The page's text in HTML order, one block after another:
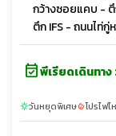
กว้างซอยแคบ - ตึ
ตึก IFS - ถนนไท่กู่
event_availableพีเรียดเดินทาง
sunnyวันหยุดพิเศษlocal_fire_departmentโปรไฟไ